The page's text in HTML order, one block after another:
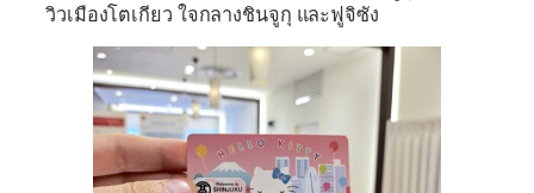
วิวเมืองโตเกียว ใจกลางชินจูกุ และฟูจิซัง